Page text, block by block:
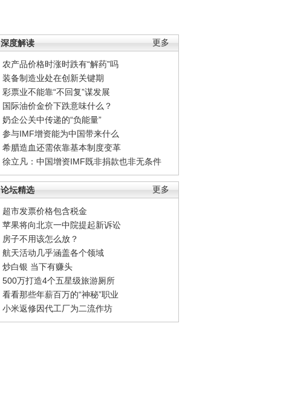
更多
深度解读
农产品价格时涨时跌有“解药”吗
装备制造业处在创新关键期
彩票业不能靠“不回复”谋发展
国际油价金价下跌意味什么？
奶企公关中传递的“负能量”
参与IMF增资能为中国带来什么
希腊造血还需依靠基本制度变革
徐立凡：中国增资IMF既非捐款也非无条件
更多
论坛精选
超市发票价格包含税金
苹果将向北京一中院提起新诉讼
房子不用该怎么放？
航天活动几乎涵盖各个领域
炒白银 当下有赚头
500万打造4个五星级旅游厕所
看看那些年薪百万的“神秘”职业
小米返修因代工厂为二流作坊